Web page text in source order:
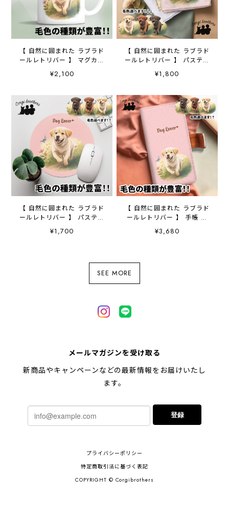
【 自然に囲まれた ラブラド
ールレトリバー 】 マグカッ
プ 犬 ペット うちの
子 犬グッズ ギフト プ
¥2,100
【 自然に囲まれた ラブラド
ールレトリバー 】 パステル
カラー ハンカチ 2枚セッ
ト 犬 ペット うちの
¥1,800
【 自然に囲まれた ラブラド
ールレトリバー 】 パステル
ペット うちの子 プレゼ
¥1,700
【 自然に囲まれた ラブラド
ールレトリバー 】 手帳 ス
子 プレゼント ペット
¥3,680
SEE MORE
メールマガジンを受け取る
新商品やキャンペーンなどの最新情報をお届けいたし
ます。
登録
プライバシーポリシー
特定商取引法に基づく表記
COPYRIGHT © Corgibrothers